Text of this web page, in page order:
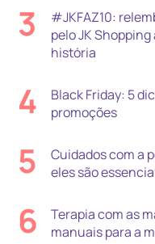
3
#JKFAZ10:
pelo JK
história
4
Black Friday: 5
promoções
5
Cuidados com a
eles são
6
Terapia com as
manuais para a